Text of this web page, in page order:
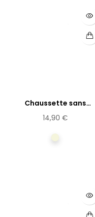
Chaussette sans
élastique...
14,90 €
Beige